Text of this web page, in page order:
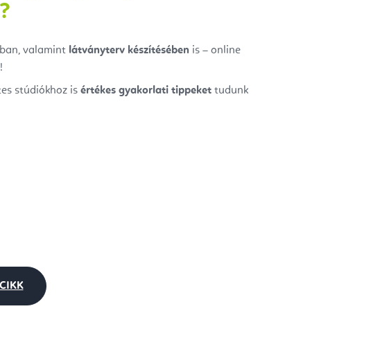
valamint látványterv készítésében is – online
!
stúdiókhoz is értékes gyakorlati tippeket tudunk